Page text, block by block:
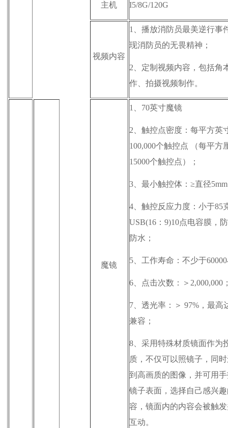
主机 I5/8G/120G
视频内容
1、 播放消防员最美逆行事
现消防员的无畏精神；
2、 定制视频内容 ， 包括角
作、拍摄视频制作。
魔镜
1、 70英寸魔镜
2、 触控点密度：每平方英
100,000个触控点 （每平方
15000个触控点）；
3、 最小触控体：≥直径
4、 触控反应力度：小于85
USB(16：9)10点电容膜，
防水；
5、 工作寿命：不少于
6、 点击次数：＞2,000,000
7、 透光率：＞ 97%，最高
兼容；
8、 采用特殊材质镜面作为
质，不仅可以照镜子，同
到高画质的图像，并可用
镜子表面，选择自己感兴
容，镜面内的内容会被触
互动。